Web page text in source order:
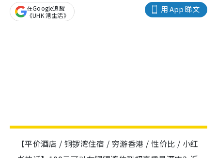
用 App 睇文
在Google追蹤
《UHK 港生活》
【平价酒店 / 铜锣湾住宿 / 穷游香港 / 性价比 / 小红